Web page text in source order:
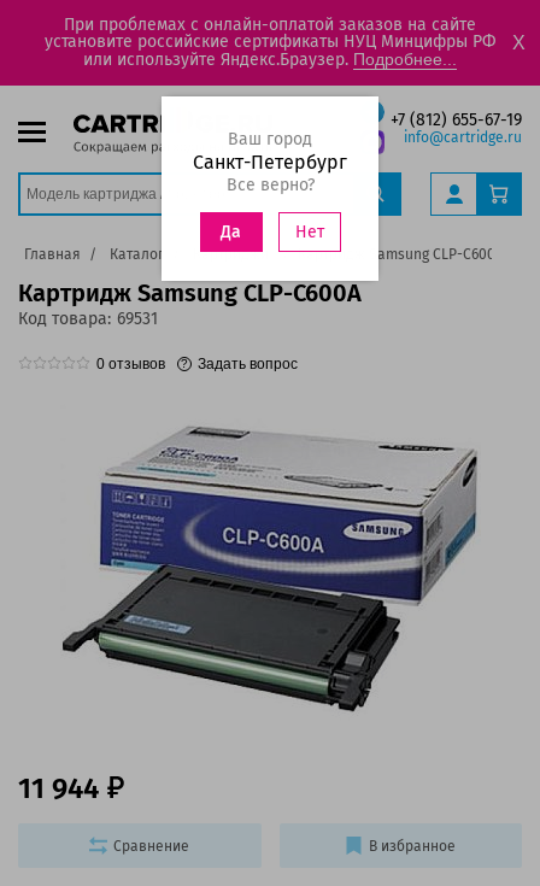
При проблемах с онлайн-оплатой заказов на сайте
установите российские сертификаты НУЦ Минцифры РФ
или используйте Яндекс.Браузер. Подробнее...
X
+7 (812) 655-67-19
info@cartridge.ru
Ваш город
Санкт-Петербург
Все верно?
Да Нет
Главная Каталог Картриджи Картридж Samsung CLP-C600A
Картридж Samsung CLP-C600A
Код товара: 69531
0 отзывов Задать вопрос
11 944
Сравнение В избранное